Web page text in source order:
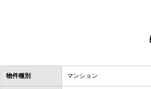
物件種別 マンション